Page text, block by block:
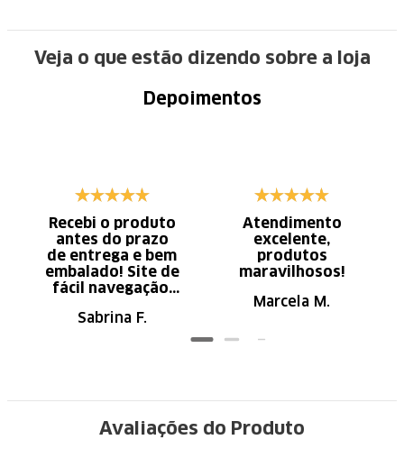
Veja o que estão dizendo sobre a loja
Depoimentos
Recebi o produto
antes do prazo
de entrega e bem
embalado! Site de
fácil navegação.
Sabrina F.
Atendimento
excelente,
produtos
maravilhosos!
Marcela M.
Avaliações do Produto